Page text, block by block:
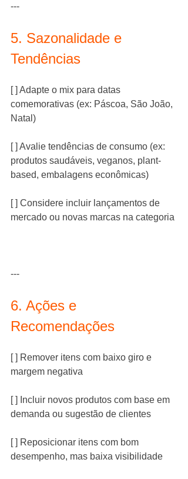
---
5. Sazonalidade e
Tendências
[ ] Adapte o mix para datas
comemorativas (ex: Páscoa, São João,
Natal)
[ ] Avalie tendências de consumo (ex:
produtos saudáveis, veganos, plant-
based, embalagens econômicas)
[ ] Considere incluir lançamentos de
mercado ou novas marcas na categoria
---
6. Ações e
Recomendações
[ ] Remover itens com baixo giro e
margem negativa
[ ] Incluir novos produtos com base em
demanda ou sugestão de clientes
[ ] Reposicionar itens com bom
desempenho, mas baixa visibilidade